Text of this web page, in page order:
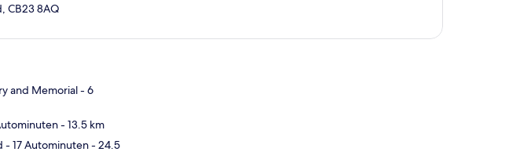
CB23 8AQ
and Memorial- 6
- 13.5 km
- 17 Autominuten- 24.5